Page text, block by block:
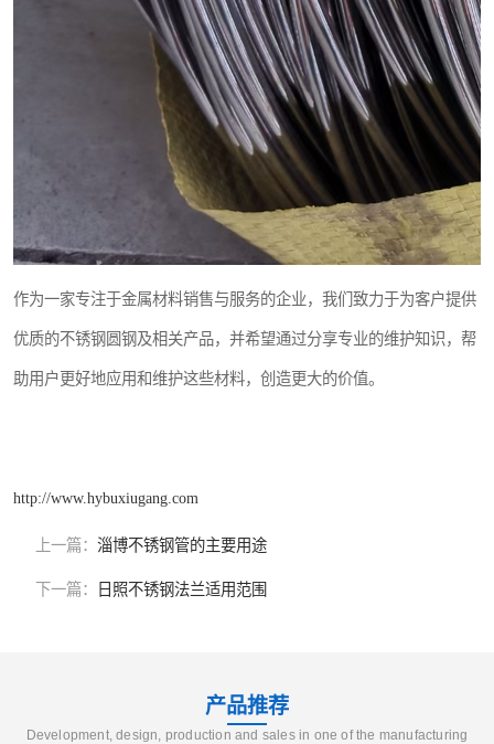
作为一家专注于金属材料销售与服务的企业，我们致力于为客户提供
优质的不锈钢圆钢及相关产品，并希望通过分享专业的维护知识，帮
助用户更好地应用和维护这些材料，创造更大的价值。
http://www.hybuxiugang.com
上一篇： 淄博不锈钢管的主要用途
下一篇： 日照不锈钢法兰适用范围
产品推荐
Development, design, production and sales in one of the manufacturing